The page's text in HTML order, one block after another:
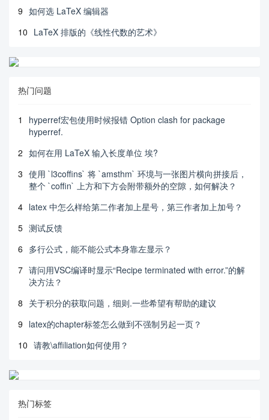
9 如何选 LaTeX 编辑器
10 LaTeX 排版的《线性代数的艺术》
热门问题
1
hyperref宏包使用时候报错 Option clash for package
hyperref.
2 如何在用 LaTeX 输入长度单位 埃?
3 使用 `l3coffins` 将 `amsthm` 环境与一张图片横向拼接后，
整个 `coffin` 上方和下方会附带额外的空隙，如何解决？
4 latex 中怎么样给第二作者加上星号，第三作者加上加号？
5 测试反馈
6 多行公式，能不能公式本身靠左显示？
7 请问用VSC编译时显示“Recipe terminated with error.”的解
决方法？
8 关于积分的获取问题，细则.一些希望有帮助的建议
9 latex的chapter标签怎么做到不强制另起一页？
10 请教\affiliation如何使用？
热门标签